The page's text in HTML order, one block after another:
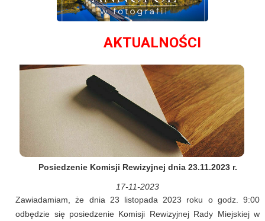
AKTUALNOŚCI
Posiedzenie Komisji Rewizyjnej dnia 23.11.2023 r.
17-11-2023
Zawiadamiam, że dnia 23 listopada 2023 roku o godz. 9:00
odbędzie się posiedzenie Komisji Rewizyjnej Rady Miejskiej w